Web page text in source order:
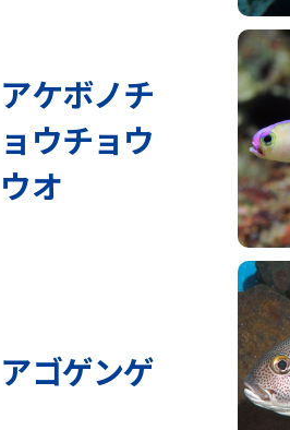
アケボノチ
ョウチョウ
ウオ
アゴゲンゲ